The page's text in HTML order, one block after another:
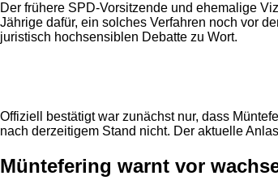
Der frühere SPD-Vorsitzende und ehemalige
Jährige dafür, ein solches Verfahren noch vor
juristisch hochsensiblen Debatte zu Wort.
Offiziell bestätigt war zunächst nur, dass
nach derzeitigem Stand nicht. Der aktuelle
Müntefering warnt vor